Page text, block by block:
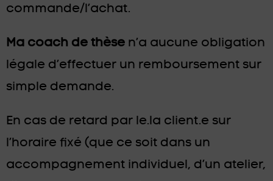
commande/l’achat.
Ma coach de thèse n’a aucune obligation
légale d’effectuer un remboursement sur
simple demande.
En cas de retard par le.la client.e sur
l’horaire fixé (que ce soit dans un
accompagnement individuel, d’un atelier,